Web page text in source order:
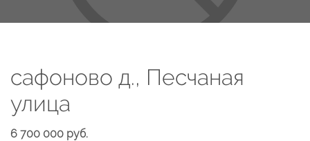
сафоново д., Песчаная
улица
6 700 000 руб.